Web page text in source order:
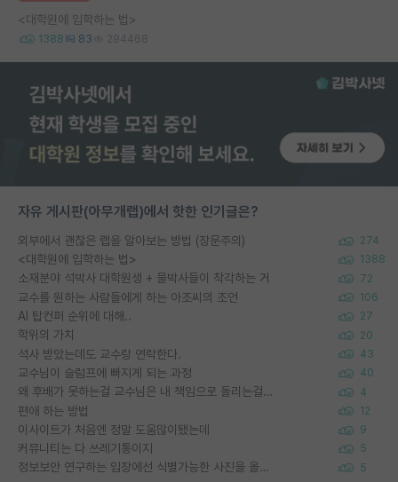
<대학원에 입학하는 법>
1388 83 294468
자유 게시판(아무개랩)에서 핫한 인기글은?
외부에서 괜찮은 랩을 알아보는 방법 (장문주의) 274
<대학원에 입학하는 법> 1388
소재분야 석박사 대학원생 + 물박사들이 착각하는 거 72
교수를 원하는 사람들에게 하는 아조씨의 조언 106
AI 탑컨퍼 순위에 대해.. 27
학위의 가치 20
석사 받았는데도 교수랑 연락한다. 43
교수님이 슬럼프에 빠지게 되는 과정 40
왜 후배가 못하는걸 교수님은 내 책임으로 돌리는걸까요? 4
편애 하는 방법 12
이사이트가 처음엔 정말 도움많이됐는데 9
커뮤니티는 다 쓰레기통이지 5
정보보안 연구하는 입장에선 식별가능한 사진을 올리는건 비추이긴함 5